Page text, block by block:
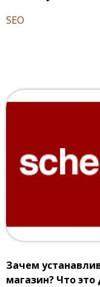
SEO
Зачем
магазин? Что